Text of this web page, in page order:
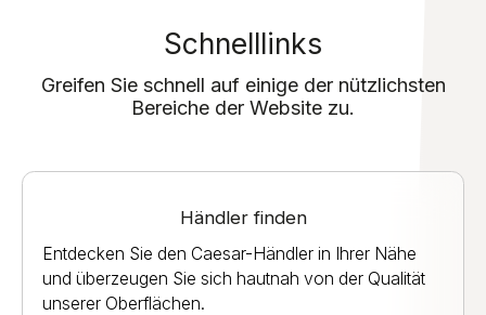
Schnelllinks
Greifen Sie schnell auf einige der nützlichsten
Bereiche der Website zu.
Händler finden
Entdecken Sie den Caesar-Händler in Ihrer Nähe
und überzeugen Sie sich hautnah von der Qualität
unserer Oberflächen.